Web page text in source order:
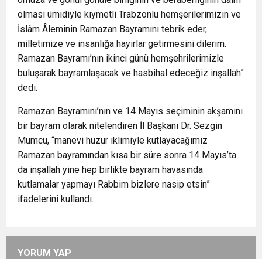
olması ümidiyle kıymetli Trabzonlu hemşerilerimizin ve
İslâm Âleminin Ramazan Bayramını tebrik eder,
milletimize ve insanlığa hayırlar getirmesini dilerim.
Ramazan Bayramı’nın ikinci günü hemşehrilerimizle
buluşarak bayramlaşacak ve hasbihal edeceğiz inşallah”
dedi.
Ramazan Bayramını’nın ve 14 Mayıs seçiminin akşamını
bir bayram olarak nitelendiren İl Başkanı Dr. Sezgin
Mumcu, “manevi huzur iklimiyle kutlayacağımız
Ramazan bayramından kısa bir süre sonra 14 Mayıs’ta
da inşallah yine hep birlikte bayram havasında
kutlamalar yapmayı Rabbim bizlere nasip etsin”
ifadelerini kullandı.
YORUM YAP